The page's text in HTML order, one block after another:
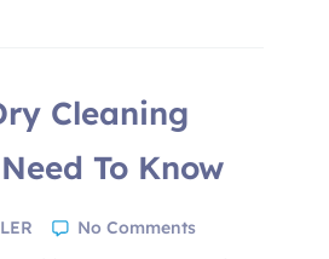
Cleaning
To Know
No Comments